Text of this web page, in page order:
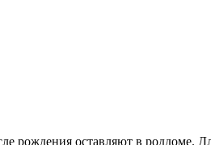
рождения оставляют в роддоме.